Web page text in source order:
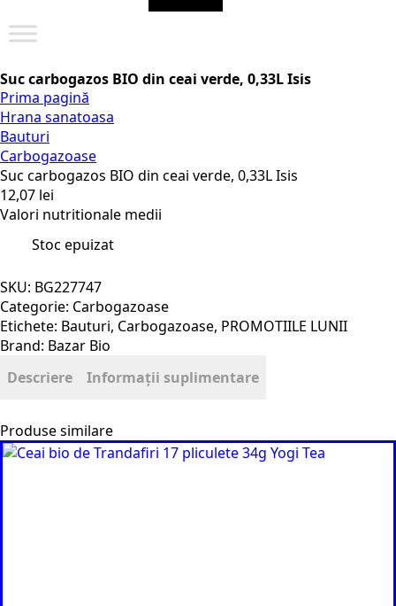
Suc carbogazos BIO din ceai verde, 0,33L Isis
Prima pagină
Hrana sanatoasa
Bauturi
Carbogazoase
Suc carbogazos BIO din ceai verde, 0,33L Isis
12,07 lei
Valori nutritionale medii
Stoc epuizat
SKU: BG227747
Categorie: Carbogazoase
Etichete: Bauturi, Carbogazoase, PROMOTIILE LUNII
Brand: Bazar Bio
Descriere
Informații suplimentare
Produse similare